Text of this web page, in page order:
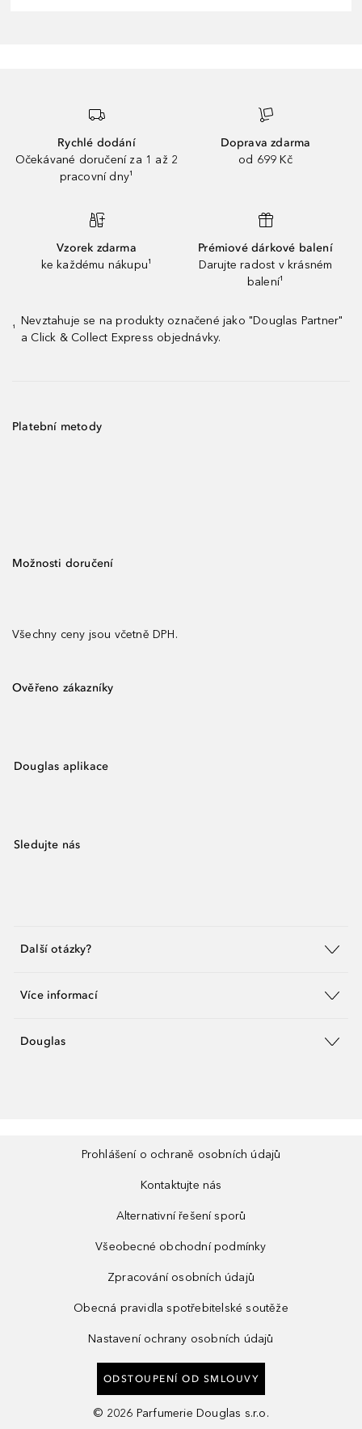
Rychlé dodání
Očekávané doručení za 1 až 2
pracovní dny¹
Doprava zdarma
od 699 Kč
Vzorek zdarma
ke každému nákupu¹
Prémiové dárkové balení
Darujte radost v krásném
balení¹
¹
Nevztahuje se na produkty označené jako "Douglas Partner"
a Click & Collect Express objednávky.
Platební metody
Možnosti doručení
Všechny ceny jsou včetně DPH.
Ověřeno zákazníky
Douglas aplikace
Sledujte nás
Další otázky?
Více informací
Douglas
Prohlášení o ochraně osobních údajů
Kontaktujte nás
Alternativní řešení sporů
Všeobecné obchodní podmínky
Zpracování osobních údajů
Obecná pravidla spotřebitelské soutěže
Nastavení ochrany osobních údajů
ODSTOUPENÍ OD SMLOUVY
© 2026 Parfumerie Douglas s.r.o.